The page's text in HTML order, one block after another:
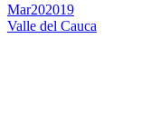
Mar202019
Valle del Cauca